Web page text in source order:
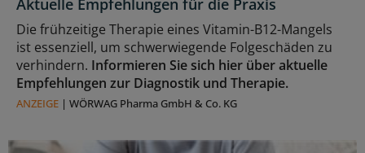
Aktuelle Empfehlungen für die Praxis
Die frühzeitige Therapie eines Vitamin-B12-Mangels
ist essenziell, um schwerwiegende Folgeschäden zu
verhindern. Informieren Sie sich hier über aktuelle
Empfehlungen zur Diagnostik und Therapie.
ANZEIGE | WÖRWAG Pharma GmbH & Co. KG